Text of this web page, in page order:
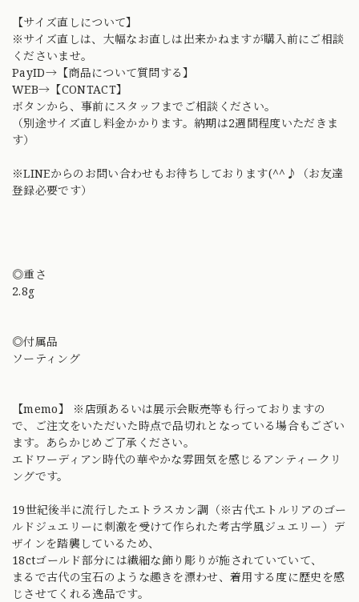
【サイズ直しについて】
※サイズ直しは、大幅なお直しは出来かねますが購入前にご相談
くださいませ。
PayID→【商品について質問する】
WEB→【CONTACT】
ボタンから、事前にスタッフまでご相談ください。
（別途サイズ直し料金かかります。納期は2週間程度いただきま
す）
※LINEからのお問い合わせもお待ちしております(^^♪（お友達
登録必要です）
◎重さ
2.8g
◎付属品
ソーティング
【memo】 ※店頭あるいは展示会販売等も行っておりますの
で、ご注文をいただいた時点で品切れとなっている場合もござい
ます。あらかじめご了承ください。
エドワーディアン時代の華やかな雰囲気を感じるアンティークリ
ングです。
19世紀後半に流行したエトラスカン調（※古代エトルリアのゴー
ルドジュエリーに刺激を受けて作られた考古学風ジュエリー）デ
ザインを踏襲しているため、
18ctゴールド部分には繊細な飾り彫りが施されていていて、
まるで古代の宝石のような趣きを漂わせ、着用する度に歴史を感
じさせてくれる逸品です。